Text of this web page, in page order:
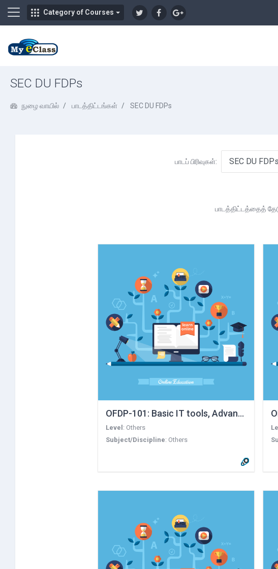
Side panelCategory of Courses
SEC DU FDPs
நுழை வாயில் பாடத்திட்டங்கள் SEC DU FDPs
பாடப் பிரிவுகள்:
பாடத்திட்டத்தைத்
Level : Others
Subject/Discipline: Others